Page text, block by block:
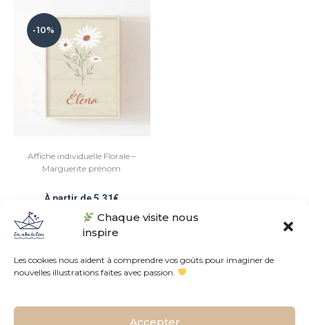
Chaque visite nous
inspire
Les cookies nous aident à comprendre vos goûts pour imaginer de
nouvelles illustrations faites avec passion.
Accepter
-10%
Affiche individuelle Florale –
Marguerite prénom
À partir de5,31€
Conditions Générales de Vente
Politique de confidentialités
L’histoire de l’atelier
Contact